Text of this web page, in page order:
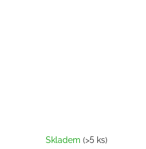
Skladem (>5 ks)